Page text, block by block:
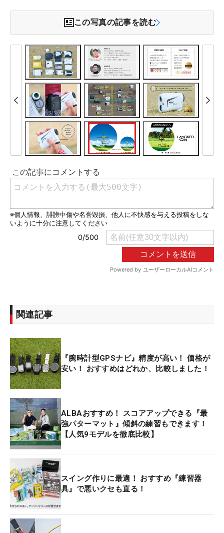
この写真の記事を読む
関連記事
『腕時計型GPSナビ』精度が高い！ 価格が
安い！ おすすめはどれか、比較しました！
ALBAおすすめ！ スコアアップできる『最
強パターマット』傾斜の練習もできます！
【人気9モデルを徹底比較】
スイング作りに最適！ おすすめ『練習器
具』で悪いクセも直る！